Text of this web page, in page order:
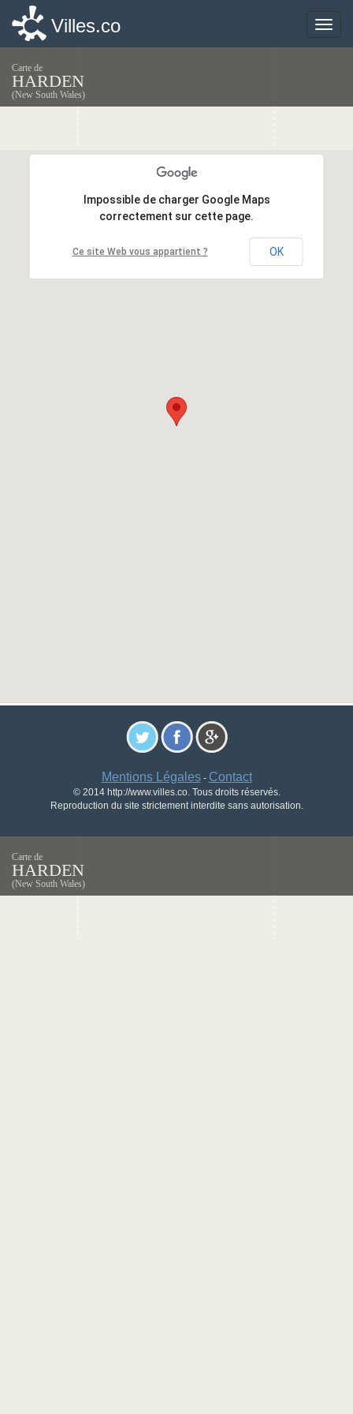
Toggle
Villes.co
Carte de
HARDEN
(New South Wales)
Impossible de charger Google Maps
correctement sur cette page.
Ce site Web vous appartient ? OK
Impossible de charger Google Maps
correctement sur cette page.
Ce site Web vous appartient ? OK
Mentions Légales- Contact
© 2014 http://www.villes.co. Tous droits réservés.
Reproduction du site strictement interdite sans autorisation.
Toggle
Villes.co
Carte de
HARDEN
(New South Wales)